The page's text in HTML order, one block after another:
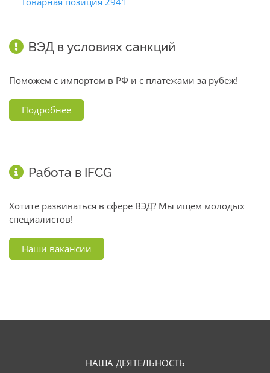
ВЭД в условиях санкций
Поможем с импортом в РФ и с платежами за рубеж!
Подробнее
Работа в IFCG
Хотите развиваться в сфере ВЭД? Мы ищем молодых
специалистов!
Наши вакансии
НАША ДЕЯТЕЛЬНОСТЬ